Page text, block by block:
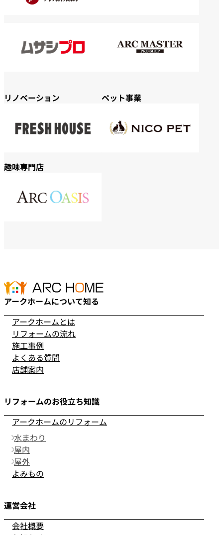
リノベーション ペット事業
趣味専門店
アークホームについて知る
アークホームとは
リフォームの流れ
施工事例
よくある質問
店舗案内
リフォームのお役立ち知識
アークホームのリフォーム
水まわり
屋内
屋外
よみもの
運営会社
会社概要